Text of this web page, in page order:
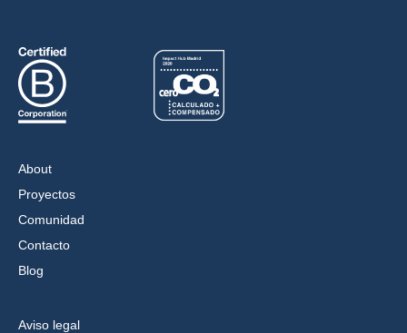
About
Proyectos
Comunidad
Contacto
Blog
Aviso legal